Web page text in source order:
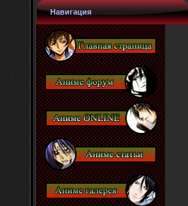
Навигация